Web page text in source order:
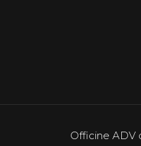
Officine ADV